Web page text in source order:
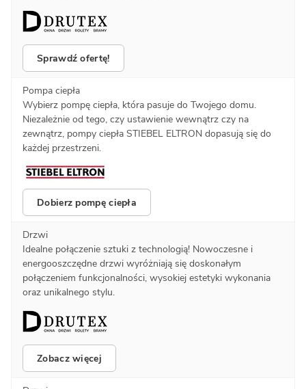
Sprawdź ofertę!
Pompa ciepła
Wybierz pompę ciepła, która pasuje do Twojego domu.
Niezależnie od tego, czy ustawienie wewnątrz czy na
zewnątrz, pompy ciepła STIEBEL ELTRON dopasują się do
każdej przestrzeni.
Dobierz pompę ciepła
Drzwi
Idealne połączenie sztuki z technologią! Nowoczesne i
energooszczędne drzwi wyróżniają się doskonałym
połączeniem funkcjonalności, wysokiej estetyki wykonania
oraz unikalnego stylu.
Zobacz więcej